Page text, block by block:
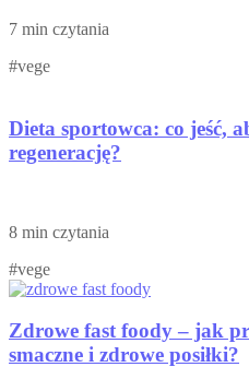
7 min czytania
#vege
Dieta sportowca: co jeść,
regenerację?
8 min czytania
#vege
Zdrowe fast foody – jak
smaczne i zdrowe posiłki?